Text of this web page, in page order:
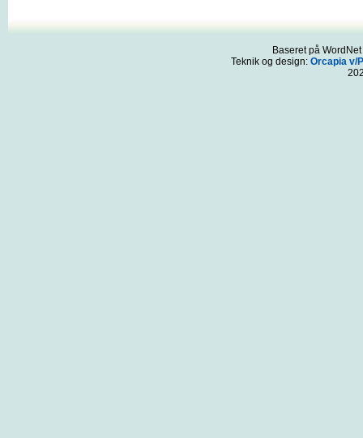
Baseret på
Teknik og design: Orcapia v/